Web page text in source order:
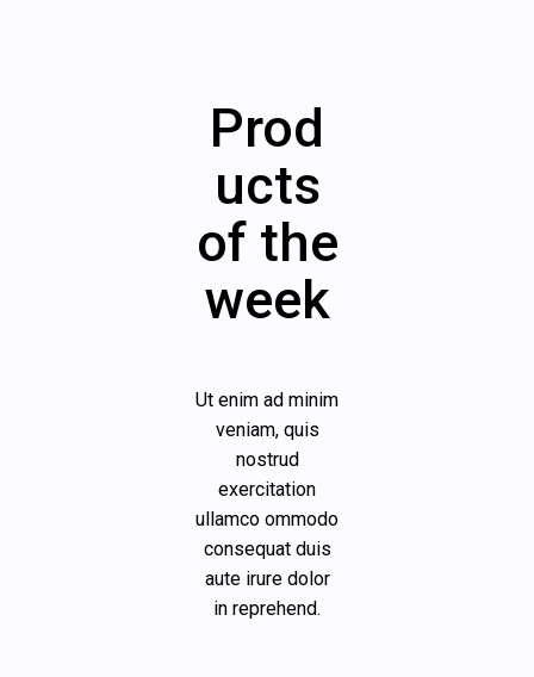
Prod
ucts
of the
week
Ut enim ad minim
veniam, quis
nostrud
exercitation
ullamco ommodo
consequat duis
aute irure dolor
in reprehend.